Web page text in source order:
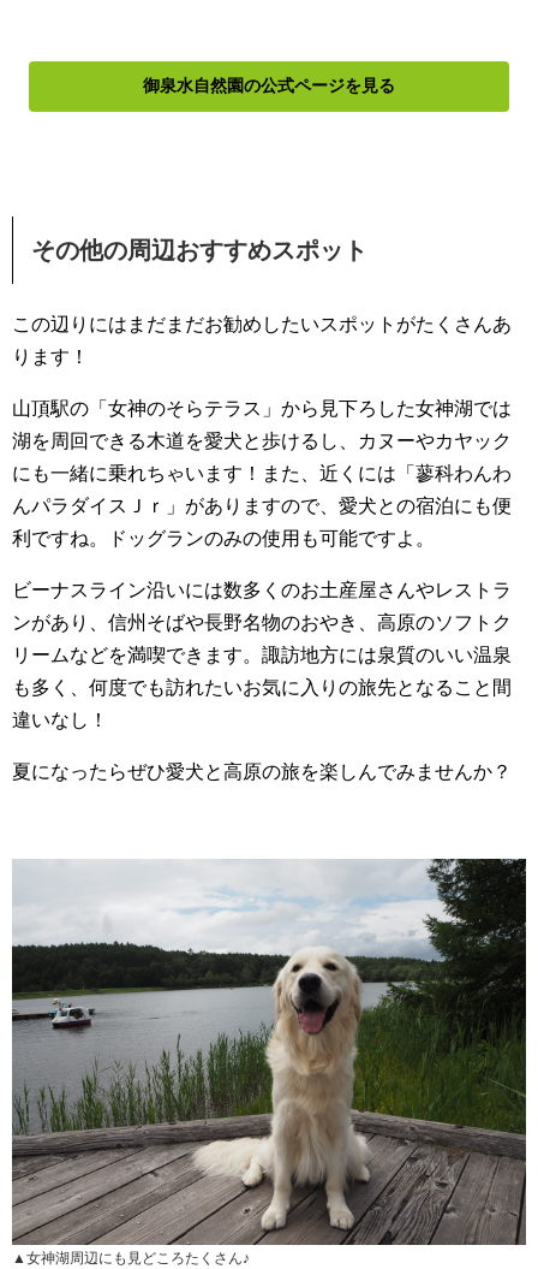
御泉水自然園の公式ページを見る
その他の周辺おすすめスポット
この辺りにはまだまだお勧めしたいスポットがたくさんあ
ります！
山頂駅の「女神のそらテラス」から見下ろした女神湖では
湖を周回できる木道を愛犬と歩けるし、カヌーやカヤック
にも一緒に乗れちゃいます！また、近くには「蓼科わんわ
んパラダイスＪｒ」がありますので、愛犬との宿泊にも便
利ですね。ドッグランのみの使用も可能ですよ。
ビーナスライン沿いには数多くのお土産屋さんやレストラ
ンがあり、信州そばや長野名物のおやき、高原のソフトク
リームなどを満喫できます。諏訪地方には泉質のいい温泉
も多く、何度でも訪れたいお気に入りの旅先となること間
違いなし！
夏になったらぜひ愛犬と高原の旅を楽しんでみませんか？
▲女神湖周辺にも見どころたくさん♪